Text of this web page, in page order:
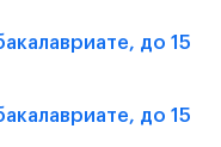
до 15
до 15